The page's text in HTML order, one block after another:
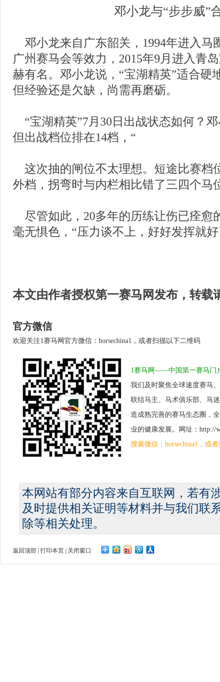
邓小龙与“步步威”
邓小龙来自广东韶关，1994年进入马
广州赛马会等效力，2015年9月进入青
赫有名。邓小龙说，“宝湖精英”适合硬
但经验还是欠缺，尚需再磨砺。
“宝湖精英”7月30日出战状态如何？
但出战档位排在14档，“
这次抽的闸位不太理想。短途比赛档
外档，拐弯时与内栏相比错了三四个马
尽管如此，20多年的历练让伤已痊愈
毫无惧色，“压力谈不上，好好发挥就
本文由作者授权第一赛马网发布，转载
官方微信
欢迎关注1赛马网官方微信：horsechina1，或者扫描以下二维码
1赛马网——中国第一赛马门
我们及时聚焦全球速度赛马
联结马主、马术俱乐部、马
造成熟完善的赛马生态圈，
业的健康发展。网址：http://
搜索微信：horsechina1，或
本网站有部分内容来自互联网，若有
及时提供相关证明等材料并与我们联
除等相关处理。
返回顶部 打印本页 关闭窗口